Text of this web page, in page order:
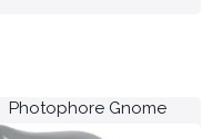
Photophore Gnome